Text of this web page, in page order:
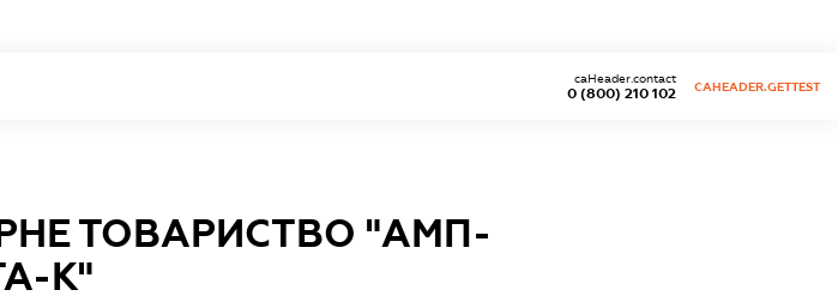
0 (800) 210 102
caHeader.contact
CAHEADER.GETTEST
ТОВАРИСТВО "АМП-
К"